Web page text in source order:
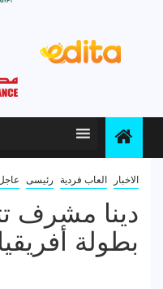
الاخبار العاب فردية رئيسى
دينا مشرف
بطولة